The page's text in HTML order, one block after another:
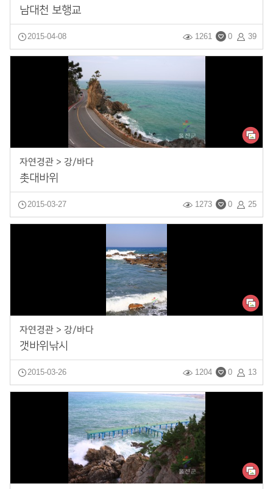
남대천 보행교
2015-04-08 39
0
1261
자연경관 > 강/바다
촛대바위
2015-03-27 25
0
1273
자연경관 > 강/바다
갯바위낚시
2015-03-26 13
0
1204